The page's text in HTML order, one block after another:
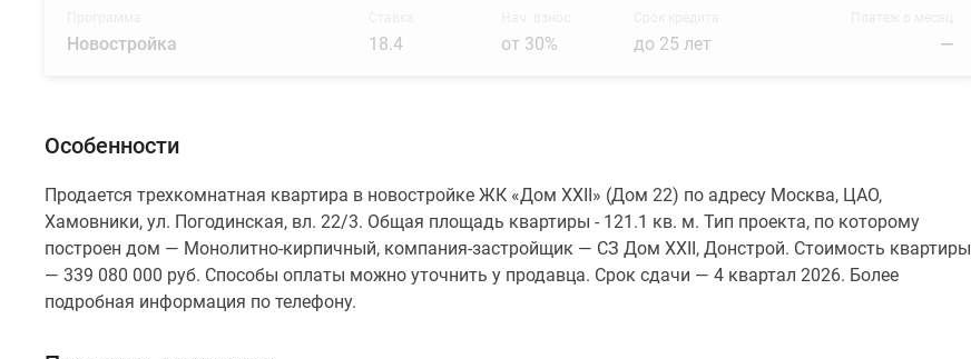
Новостройка 18.4 от 30% до 25 лет —
Особенности
Продается трехкомнатная квартира в новостройке ЖК «Дом XXII» (Дом 22) по адресу Москва, ЦАО,
Хамовники, ул. Погодинская, вл. 22/3. Общая площадь квартиры - 121.1 кв. м. Тип проекта, по которому
построен дом — Монолитно-кирпичный, компания-застройщик — СЗ Дом XXII, Донстрой. Стоимость квартиры
— 339 080 000 руб. Способы оплаты можно уточнить у продавца. Срок сдачи — 4 квартал 2026. Более
подробная информация по телефону.